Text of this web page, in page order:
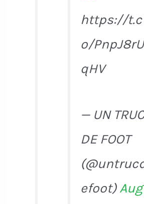
https://t.c
o/PnpJ8rU
qHV
— UN
DE FOOT
efoot)Aug